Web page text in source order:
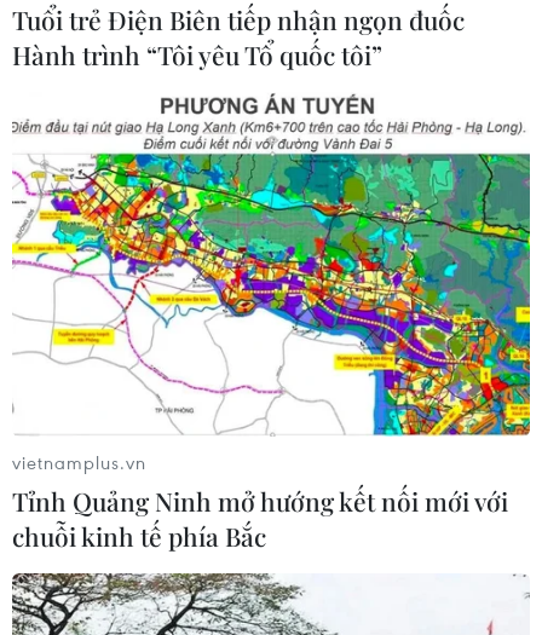
Tuổi trẻ Điện Biên tiếp nhận ngọn đuốc
Hành trình “Tôi yêu Tổ quốc tôi”
vietnamplus.vn
Tỉnh Quảng Ninh mở hướng kết nối mới với
chuỗi kinh tế phía Bắc